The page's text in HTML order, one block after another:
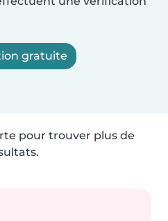
gratuite
pour trouver plus de